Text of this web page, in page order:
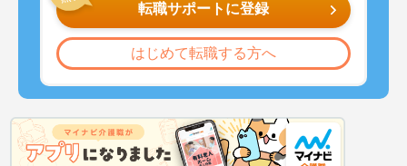
転職サポートに登録
はじめて転職する方へ